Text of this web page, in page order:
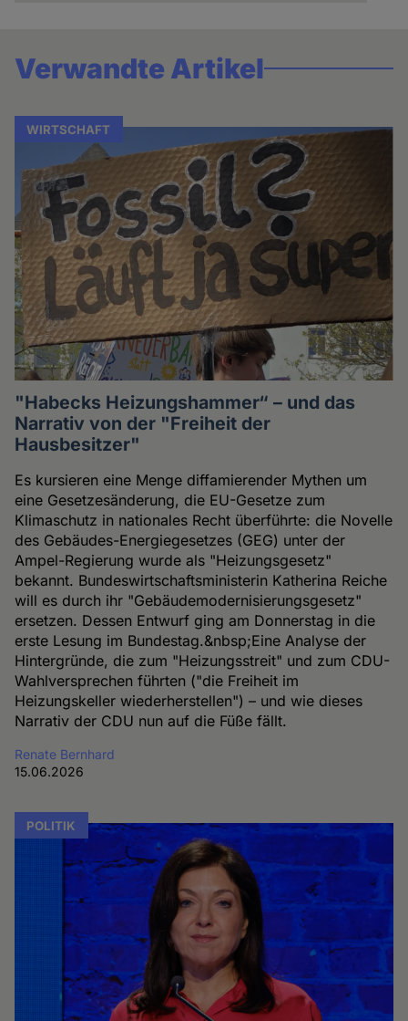
Verwandte Artikel
WIRTSCHAFT
"Habecks Heizungshammer“ – und das
Narrativ von der "Freiheit der
Hausbesitzer"
Es kursieren eine Menge diffamierender Mythen um
eine Gesetzesänderung, die EU-Gesetze zum
Klimaschutz in nationales Recht überführte: die Novelle
des Gebäudes-Energiegesetzes (GEG) unter der
Ampel-Regierung wurde als "Heizungsgesetz"
bekannt. Bundeswirtschaftsministerin Katherina Reiche
will es durch ihr "Gebäudemodernisierungsgesetz"
ersetzen. Dessen Entwurf ging am Donnerstag in die
erste Lesung im Bundestag.&nbsp;Eine Analyse der
Hintergründe, die zum "Heizungsstreit" und zum CDU-
Wahlversprechen führten ("die Freiheit im
Heizungskeller wiederherstellen") – und wie dieses
Narrativ der CDU nun auf die Füße fällt.
Renate Bernhard
15.06.2026
POLITIK